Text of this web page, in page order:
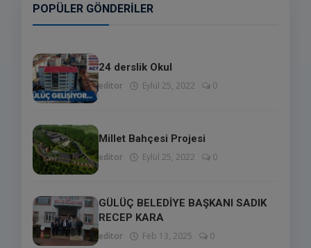
POPÜLER GÖNDERILER
24 derslik Okul
editor Eylül 25, 2022 0
Millet Bahçesi Projesi
editor Eylül 25, 2022 0
GÜLÜÇ BELEDİYE BAŞKANI SADIK
RECEP KARA
editor Feb 13, 2025 0